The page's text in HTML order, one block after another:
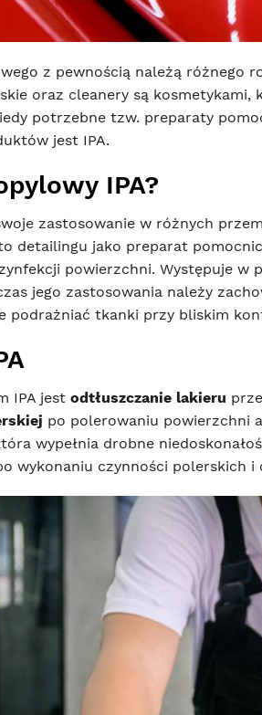
z pewnością należą różnego
oraz cleanery są
potrzebne tzw. preparaty
jest IPA.
IPA?
zastosowanie w różnych
detailingu jako preparat
powierzchni. Występuje w
jego zastosowania należy
podrażniać tkanki przy bliskim
IPA jest odtłuszczanie lakieru
po polerowaniu powierzchni
wypełnia drobne
wykonaniu czynności polerskich i